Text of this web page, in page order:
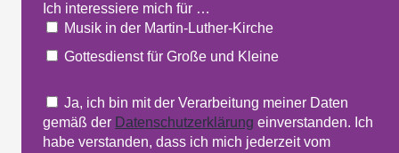
Ich interessiere mich für …
Musik in der Martin-Luther-Kirche
Gottesdienst für Große und Kleine
Ja, ich bin mit der Verarbeitung meiner Daten
gemäß der Datenschutzerklärung einverstanden. Ich
habe verstanden, dass ich mich jederzeit vom